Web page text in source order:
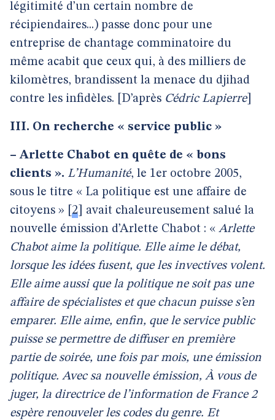
légitimité d’un certain nombre de
récipiendaires...) passe donc pour une
entreprise de chantage comminatoire du
même acabit que ceux qui, à des milliers de
kilomètres, brandissent la menace du djihad
contre les infidèles. [D’après Cédric Lapierre]
III. On recherche « service public »
– Arlette Chabot en quête de « bons
clients ». L’Humanité, le 1er octobre 2005,
sous le titre « La politique est une affaire de
citoyens »
2
avait chaleureusement salué la
nouvelle émission d’Arlette Chabot : « Arlette
Chabot aime la politique. Elle aime le débat,
lorsque les idées fusent, que les invectives volent.
Elle aime aussi que la politique ne soit pas une
affaire de spécialistes et que chacun puisse s’en
emparer. Elle aime, enfin, que le service public
puisse se permettre de diffuser en première
partie de soirée, une fois par mois, une émission
politique. Avec sa nouvelle émission, À vous de
juger, la directrice de l’information de France 2
espère renouveler les codes du genre. Et